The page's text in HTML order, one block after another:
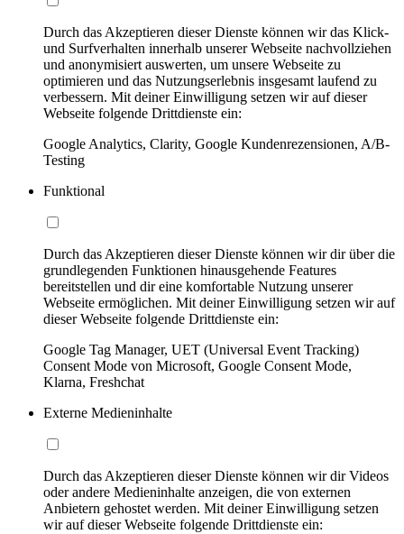
Durch das Akzeptieren dieser Dienste können wir das Klick-
und Surfverhalten innerhalb unserer Webseite nachvollziehen
und anonymisiert auswerten, um unsere Webseite zu
optimieren und das Nutzungserlebnis insgesamt laufend zu
verbessern. Mit deiner Einwilligung setzen wir auf dieser
Webseite folgende Drittdienste ein:
Google Analytics, Clarity, Google Kundenrezensionen, A/B-
Testing
Funktional
Durch das Akzeptieren dieser Dienste können wir dir über die
grundlegenden Funktionen hinausgehende Features
bereitstellen und dir eine komfortable Nutzung unserer
Webseite ermöglichen. Mit deiner Einwilligung setzen wir auf
dieser Webseite folgende Drittdienste ein:
Google Tag Manager, UET (Universal Event Tracking)
Consent Mode von Microsoft, Google Consent Mode,
Klarna, Freshchat
Externe Medieninhalte
Durch das Akzeptieren dieser Dienste können wir dir Videos
oder andere Medieninhalte anzeigen, die von externen
Anbietern gehostet werden. Mit deiner Einwilligung setzen
wir auf dieser Webseite folgende Drittdienste ein: